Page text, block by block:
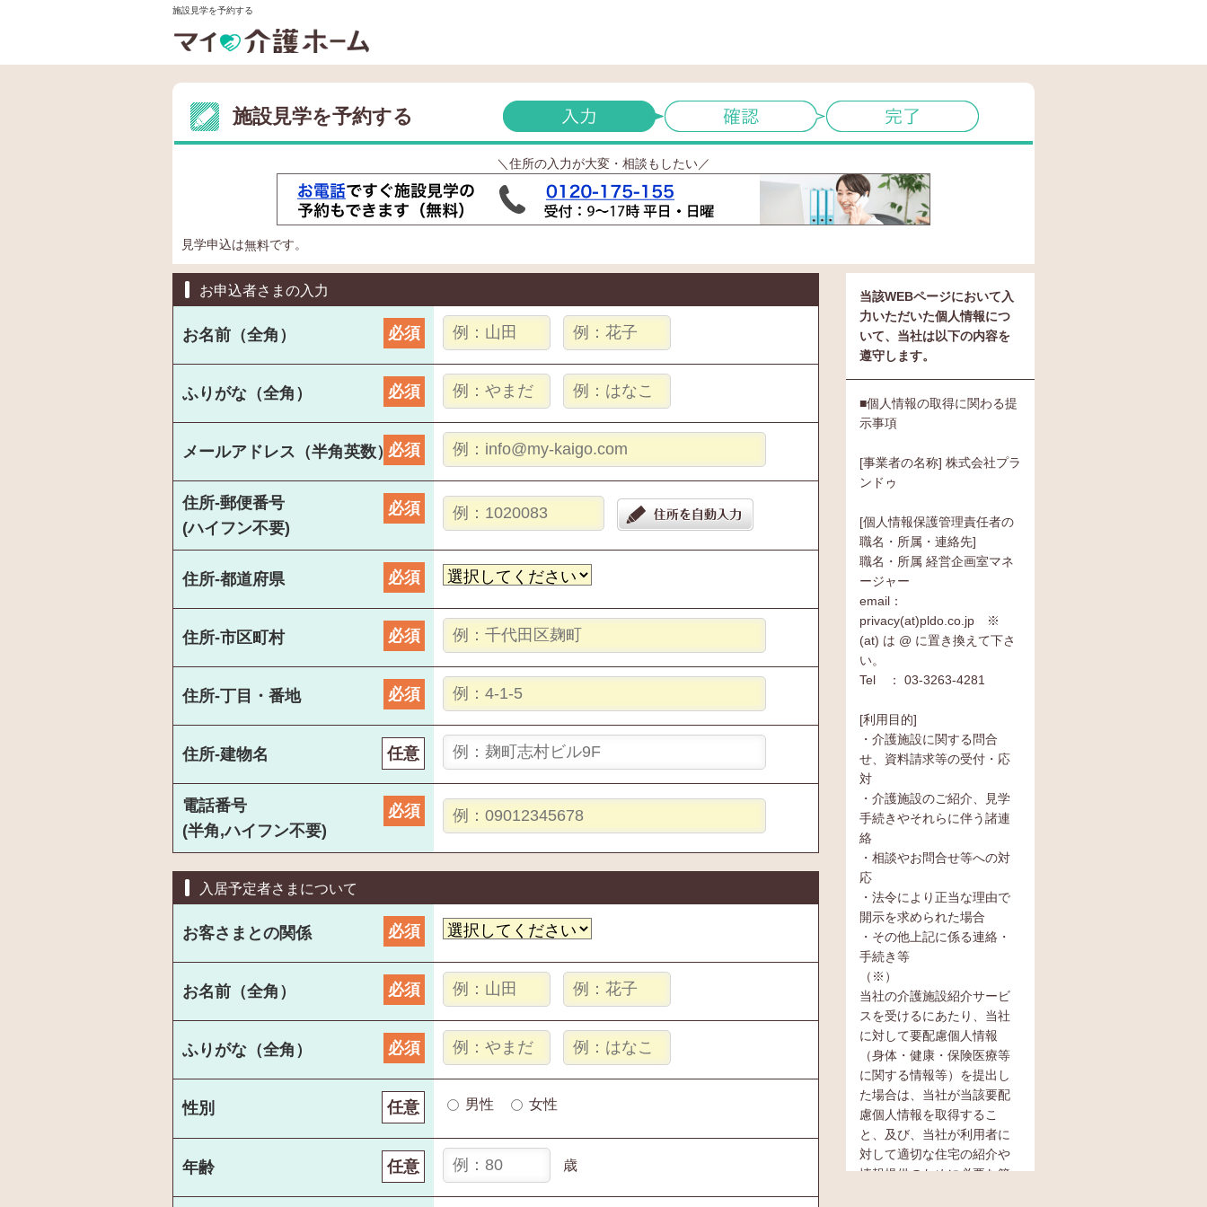
施設見学を予約する
施設見学を予約する
＼住所の入力が大変・相談もしたい／
見学申込は無料です。
お申込者さまの入力
お名前（全角） 必須
ふりがな（全角） 必須
メールアドレス（半角英数）必須
住所-郵便番号
(ハイフン不要)
必須
住所-都道府県 必須
住所-市区町村 必須
住所-丁目・番地 必須
住所-建物名 任意
電話番号
(半角,ハイフン不要)
必須
入居予定者さまについて
お客さまとの関係 必須
お名前（全角） 必須
ふりがな（全角） 必須
性別 任意 男性 女性
年齢 任意 歳
当該WEBページにおいて入
力いただいた個人情報につ
いて、当社は以下の内容を
遵守します。
■個人情報の取得に関わる提
示事項
[事業者の名称] 株式会社プラ
ンドゥ
[個人情報保護管理責任者の
職名・所属・連絡先]
職名・所属 経営企画室マネ
ージャー
email：
privacy(at)pldo.co.jp ※
(at) は @ に置き換えて下さ
い。
Tel ： 03-3263-4281
[利用目的]
・介護施設に関する問合
せ、資料請求等の受付・応
対
・介護施設のご紹介、見学
手続きやそれらに伴う諸連
絡
・相談やお問合せ等への対
応
・法令により正当な理由で
開示を求められた場合
・その他上記に係る連絡・
手続き等
（※）
当社の介護施設紹介サービ
スを受けるにあたり、当社
に対して要配慮個人情報
（身体・健康・保険医療等
に関する情報等）を提出し
た場合は、当社が当該要配
慮個人情報を取得するこ
と、及び、当社が利用者に
対して適切な住宅の紹介や
情報提供のために必要な範